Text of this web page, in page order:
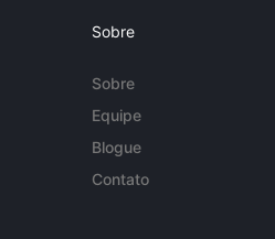
Sobre
Sobre
Equipe
Blogue
Contato